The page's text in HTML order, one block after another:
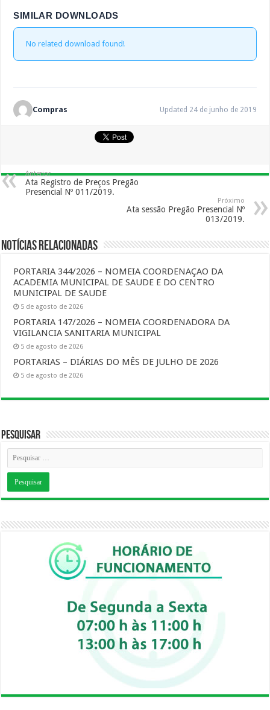
SIMILAR DOWNLOADS
No related download found!
Compras Updated 24 de junho de 2019
Anterior
Ata Registro de Preços Pregão
Presencial Nº 011/2019.
Próximo
Ata sessão Pregão Presencial Nº
013/2019.
Notícias Relacionadas
PORTARIA 344/2026 – NOMEIA COORDENAÇAO DA
ACADEMIA MUNICIPAL DE SAUDE E DO CENTRO
MUNICIPAL DE SAUDE
5 de agosto de 2026
PORTARIA 147/2026 – NOMEIA COORDENADORA DA
VIGILANCIA SANITARIA MUNICIPAL
5 de agosto de 2026
PORTARIAS – DIÁRIAS DO MÊS DE JULHO DE 2026
5 de agosto de 2026
Pesquisar